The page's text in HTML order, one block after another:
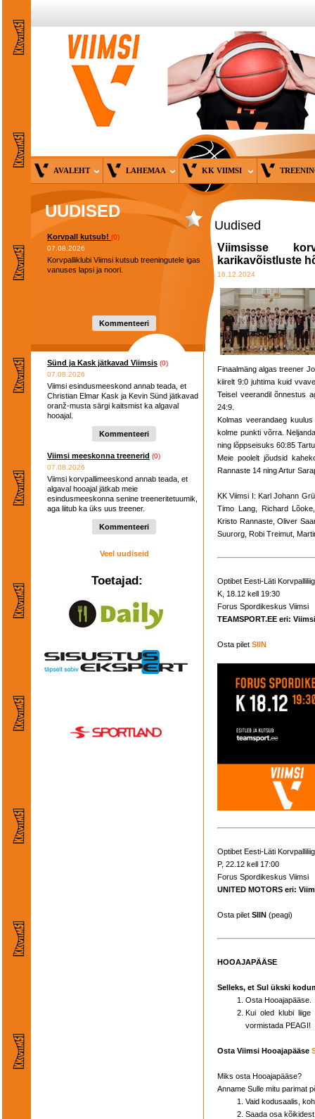
AVALEHT LAHEMAA KK VIIMSI
UUDISED
Korvpall kutsub! (0)
07.08.2026
Korvpalliklubi Viimsi kutsub treeningutele igas
vanuses lapsi ja noori.
Kommenteeri
Sünd ja Kask jätkavad Viimsis (0)
07.08.2026
Viimsi esindusmeeskond annab teada, et
Christian Elmar Kask ja Kevin Sünd jätkavad
oranž-musta särgi kaitsmist ka algaval
hooajal.
Kommenteeri
Viimsi meeskonna treenerid (0)
07.08.2026
Viimsi korvpallimeeskond annab teada, et
algaval hooajal jätkab meie
esindusmeeskonna senine treeneritetuumik,
aga liitub ka üks uus treener.
Kommenteeri
Veel uudiseid
Toetajad:
Uudised
Viimsisse
karikavõistluste
16.12.2024
Finaalmäng algas treener
kiirelt 9:0 juhtima kuid
Teisel veerandil õnnestus
24:9.
Kolmas veerandaeg
kolme punkti võrra.
ning lõppseisuks 60:85
Meie poolelt jõudsid
Rannaste 14 ning Artur
KK Viimsi I: Karl Johann
Timo Lang, Richard
Kristo Rannaste, Oliver
Suurorg, Robi Treimut,
Optibet Eesti-Läti
K, 18.12 kell 19:30
Forus Spordikeskus Viimsi
TEAMSPORT.EE eri:
Osta pilet SIIN
Optibet Eesti-Läti
P, 22.12 kell 17:00
Forus Spordikeskus Viimsi
UNITED MOTORS eri:
Osta pilet SIIN (peagi)
HOOAJAPÄÄSE
Selleks, et Sul ükski
Osta Hooajapääse.
Kui oled klubi liige
vormistada PEAGI!
Osta Viimsi Hooajapääse
Miks osta Hooajapääse?
Anname Sulle mitu parimat
Vaid kodusaalis,
Saada osa